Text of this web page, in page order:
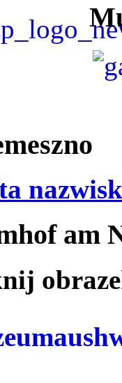
nazwisk
am